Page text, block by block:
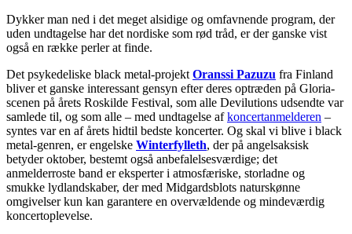
Dykker man ned i det meget alsidige og omfavnende program, der
uden undtagelse har det nordiske som rød tråd, er der ganske vist
også en række perler at finde.
Det psykedeliske black metal-projekt Oranssi Pazuzu fra Finland
bliver et ganske interessant gensyn efter deres optræden på Gloria-
scenen på årets Roskilde Festival, som alle Devilutions udsendte var
samlede til, og som alle – med undtagelse afkoncertanmelderen –
syntes var en af årets hidtil bedste koncerter. Og skal vi blive i black
metal-genren, er engelske Winterfylleth, der på angelsaksisk
betyder oktober, bestemt også anbefalelsesværdige; det
anmelderroste band er eksperter i atmosfæriske, storladne og
smukke lydlandskaber, der med Midgardsblots naturskønne
omgivelser kun kan garantere en overvældende og mindeværdig
koncertoplevelse.